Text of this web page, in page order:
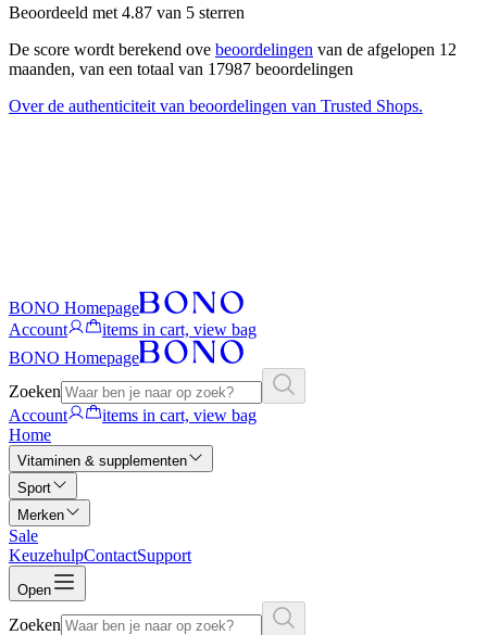
Beoordeeld met 4.87 van 5 sterren
De score wordt berekend ove beoordelingen van de afgelopen 12
maanden, van een totaal van 17987 beoordelingen
Over de authenticiteit van beoordelingen van Trusted Shops.
BONO Homepage
Account
items in cart, view bag
BONO Homepage
Zoeken
Account
items in cart, view bag
Home
Vitaminen & supplementen
Sport
Merken
Sale
KeuzehulpContactSupport
Open
Zoeken